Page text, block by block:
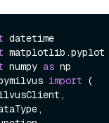
matplotlib.pyplot
numpy as
import (